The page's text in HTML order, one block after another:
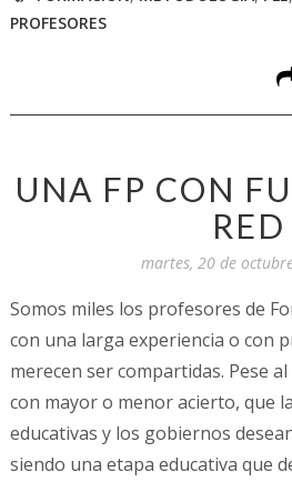
PROFESORES
UNA FP CON
RED
martes, 20 de
Somos miles los profesores de
con una larga experiencia o con
merecen ser compartidas. Pese
con mayor o menor acierto, que
educativas y los gobiernos
siendo una etapa educativa que